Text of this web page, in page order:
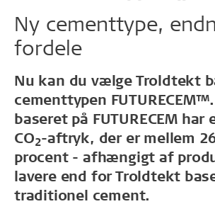
Ny cementtype,
fordele
Nu kan du vælge Troldtekt
cementtypen
baseret på FUTURECEM
CO2-aftryk, der er mellem
procent - afhængigt af
lavere end for Troldtekt
traditionel cement.